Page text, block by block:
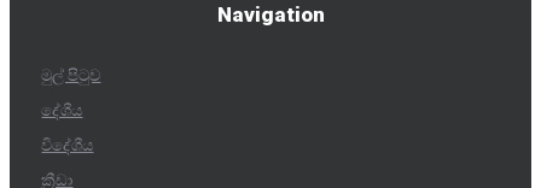
Navigation
මුල් පිටුව
දේශීය
විදේශීය
ක්‍රීඩා